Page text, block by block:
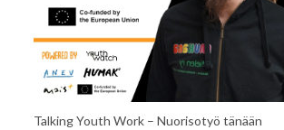
Talking Youth Work – Nuorisotyö tänään